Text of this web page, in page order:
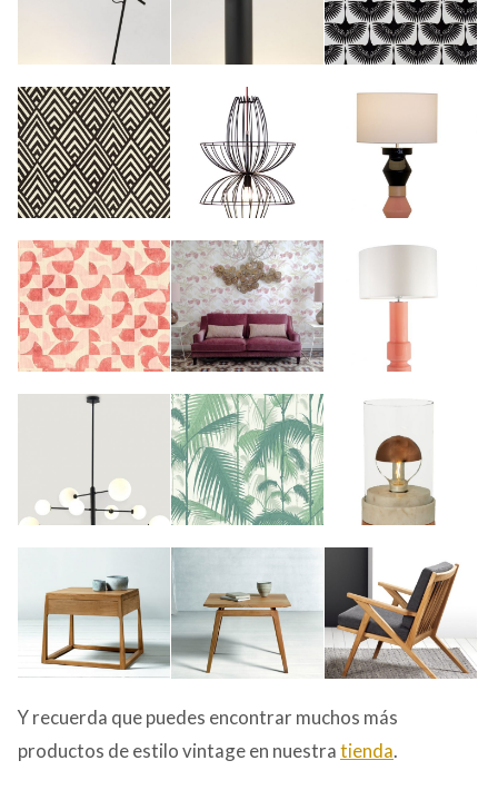
Y recuerda que puedes encontrar muchos más
productos de estilo vintage en nuestratienda.